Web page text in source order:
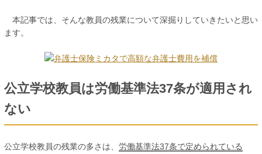
本記事では、そんな教員の残業について深掘りしていきたいと思い
ます。
公立学校教員は労働基準法37条が適用され
ない
公立学校教員の残業の多さは、 労働基準法37条で定められている